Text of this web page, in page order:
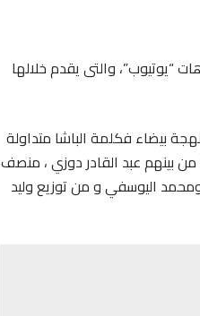
“يوتيوب”، والتى يقدم خلالها
بيضاء فكلمة الباشا متداولة
بينهم عبد القادر دوزي ، منصف
اليوسفي و من توزيع وليد